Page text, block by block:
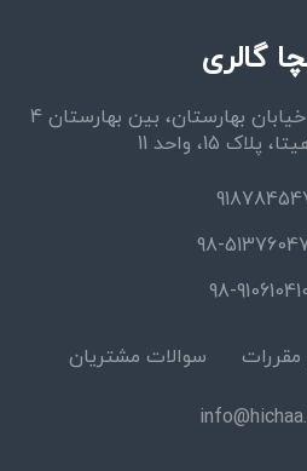
گالری
ایران، مشهد، بلوار سجاد، خیابان بهارستان، بین بهارستان 4
سوالات مشتریان